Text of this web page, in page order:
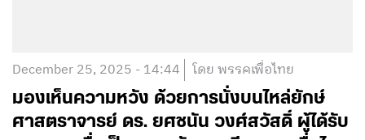
December 25, 2025 - 14:44 โดย พรรคเพื่อไทย
มองเห็นความหวัง ด้วยการนั่งบนไหล่ยักษ์
ศาสตราจารย์ ดร. ยศชนัน วงศ์สวัสดิ์ ผู้ได้รับ